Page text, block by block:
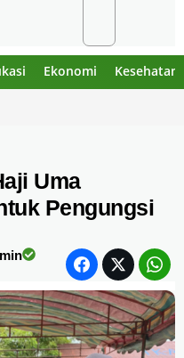
Ekonomi Kesehatan
Uma
Pengungsi